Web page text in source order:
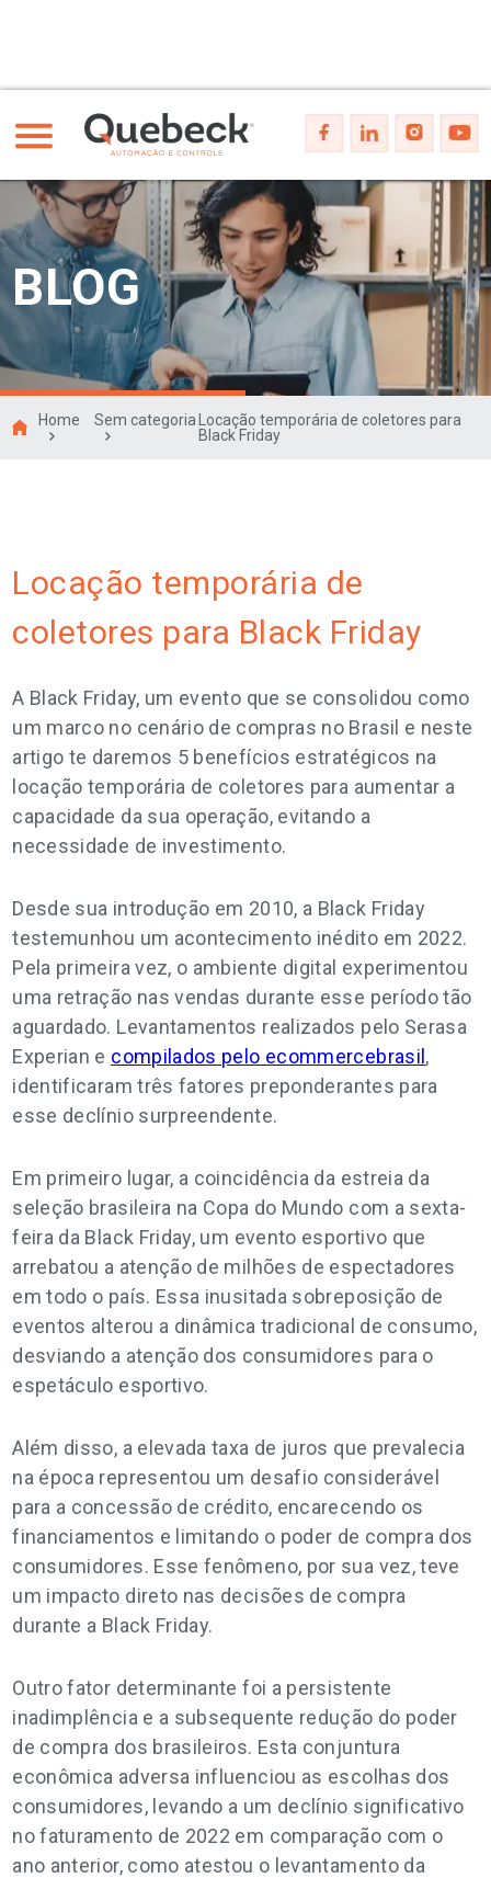
BLOG
Home Sem categoria
Locação temporária de coletores para
Black Friday
Locação temporária de
coletores para Black Friday
A Black Friday, um evento que se consolidou como
um marco no cenário de compras no Brasil e neste
artigo te daremos 5 benefícios estratégicos na
locação temporária de coletores para aumentar a
capacidade da sua operação, evitando a
necessidade de investimento.
Desde sua introdução em 2010, a Black Friday
testemunhou um acontecimento inédito em 2022.
Pela primeira vez, o ambiente digital experimentou
uma retração nas vendas durante esse período tão
aguardado. Levantamentos realizados pelo Serasa
Experian e compilados pelo ecommercebrasil ,
identificaram três fatores preponderantes para
esse declínio surpreendente.
Em primeiro lugar, a coincidência da estreia da
seleção brasileira na Copa do Mundo com a sexta-
feira da Black Friday, um evento esportivo que
arrebatou a atenção de milhões de espectadores
em todo o país. Essa inusitada sobreposição de
eventos alterou a dinâmica tradicional de consumo,
desviando a atenção dos consumidores para o
espetáculo esportivo.
Além disso, a elevada taxa de juros que prevalecia
na época representou um desafio considerável
para a concessão de crédito, encarecendo os
financiamentos e limitando o poder de compra dos
consumidores. Esse fenômeno, por sua vez, teve
um impacto direto nas decisões de compra
durante a Black Friday.
Outro fator determinante foi a persistente
inadimplência e a subsequente redução do poder
de compra dos brasileiros. Esta conjuntura
econômica adversa influenciou as escolhas dos
consumidores, levando a um declínio significativo
no faturamento de 2022 em comparação com o
ano anterior, como atestou o levantamento da